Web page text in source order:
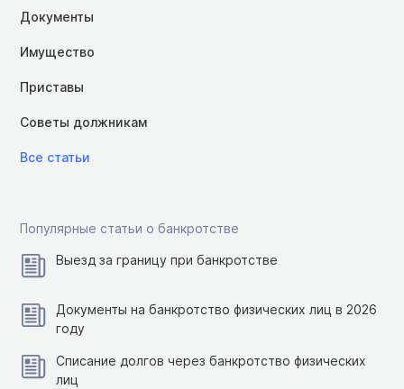
Документы
Имущество
Приставы
Советы должникам
Все статьи
Популярные статьи о банкротстве
Выезд за границу при банкротстве
Документы на банкротство физических лиц в 2026
году
Списание долгов через банкротство физических
лиц